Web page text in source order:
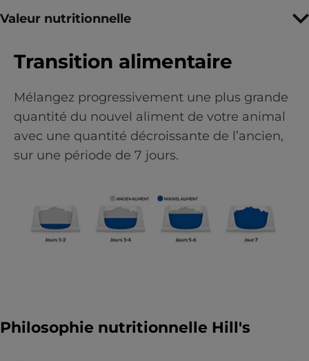
Valeur nutritionnelle
Transition alimentaire
Mélangez progressivement une plus grande
quantité du nouvel aliment de votre animal
avec une quantité décroissante de l’ancien,
sur une période de 7 jours.
Philosophie nutritionnelle Hill's